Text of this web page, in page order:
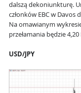
dalszą dekoniunkturę.
członków EBC w
Na omawianym
przełamania będzie 4,20
USD/JPY